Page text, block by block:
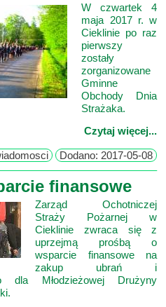
W czwartek 4
maja 2017 r. w
Cieklinie po raz
pierwszy
zostały
zorganizowane
Gminne
Obchody Dnia
Strażaka.
Czytaj więcej...
Dodano: 2017-05-08
finansowe
Zarząd Ochotniczej
Straży Pożarnej w
Cieklinie zwraca się z
uprzejmą prośbą o
wsparcie finansowe na
zakup ubrań i
dla Młodzieżowej Drużyny